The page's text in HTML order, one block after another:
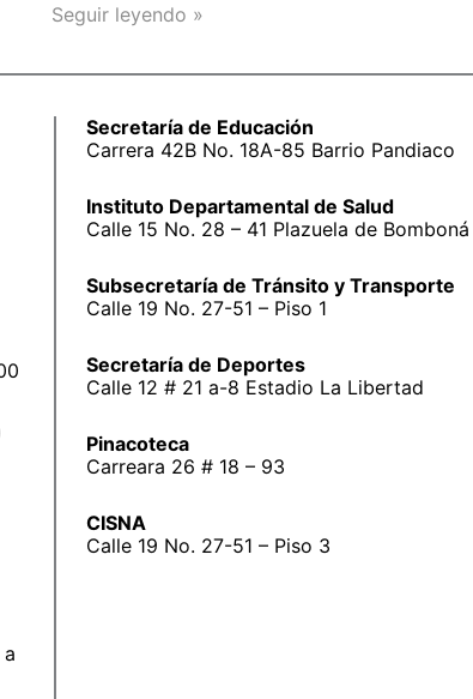
Seguir leyendo »
Secretaría de Educación
Carrera 42B No. 18A-85 Barrio Pandiaco
Instituto Departamental de Salud
Calle 15 No. 28 – 41 Plazuela de Bomboná
Subsecretaría de Tránsito y Transporte
Calle 19 No. 27-51 – Piso 1
Secretaría de Deportes
Calle 12 # 21 a-8 Estadio La Libertad
Pinacoteca
Carreara 26 # 18 – 93
CISNA
Calle 19 No. 27-51 – Piso 3